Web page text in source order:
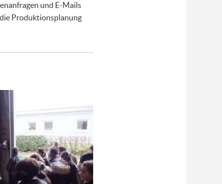
und E-Mails
Produktionsplanung